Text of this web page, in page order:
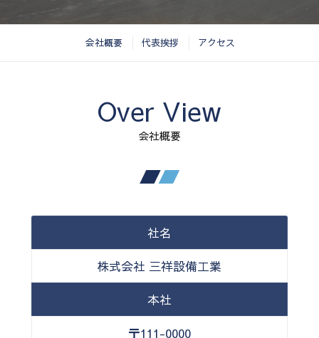
会社概要 代表挨拶 アクセス
Over View
会社概要
社名
株式会社 三祥設備工業
本社
〒111-0000